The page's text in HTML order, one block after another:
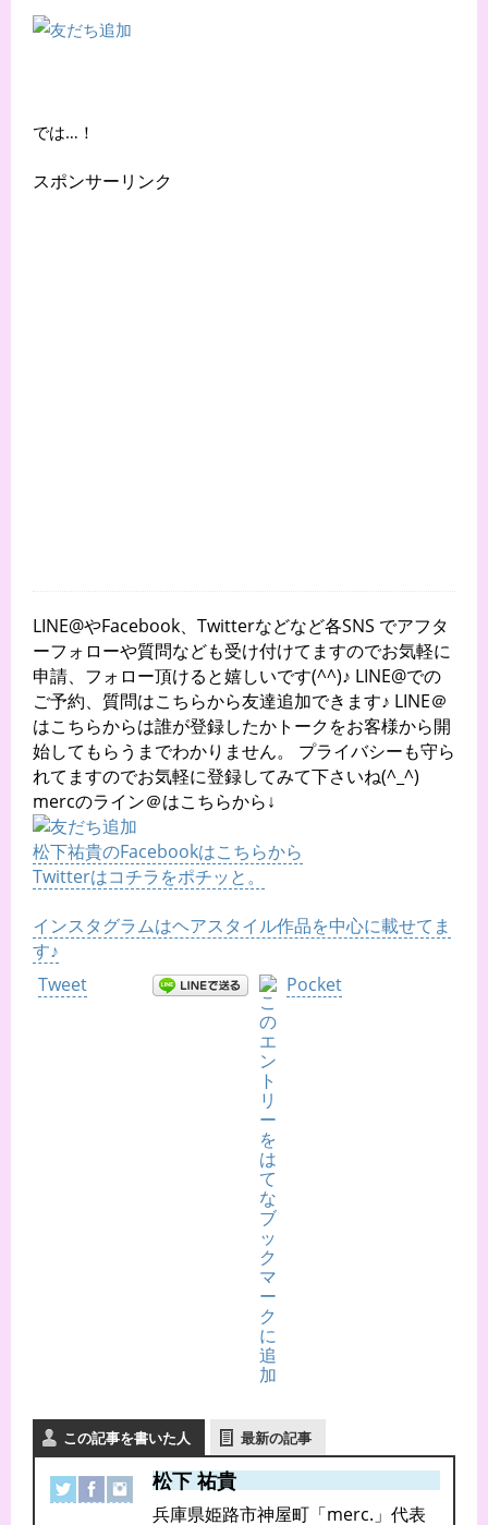
では…！
スポンサーリンク
LINE@やFacebook、Twitterなどなど各SNS でアフタ
ーフォローや質問なども受け付けてますのでお気軽に
申請、フォロー頂けると嬉しいです(^^)♪ LINE@での
ご予約、質問はこちらから友達追加できます♪ LINE＠
はこちらからは誰が登録したかトークをお客様から開
始してもらうまでわかりません。 プライバシーも守ら
れてますのでお気軽に登録してみて下さいね(^_^)
mercのライン＠はこちらから↓
松下祐貴のFacebookはこちらから
Twitterはコチラをポチッと。
インスタグラムはヘアスタイル作品を中心に載せてま
す♪
Tweet
Pocket
この記事を書いた人 最新の記事
松下 祐貴
兵庫県姫路市神屋町「merc.」代表